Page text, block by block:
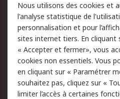
du site
Politique de protection
des données - Mise à
jour
Conditions générales
de vente
Campagnes marketing
Nous utilisons des cookies et
l'analyse statistique de
personnalisation et pour
sites internet tiers. En cliquant
« Accepter et fermer», vous
cookies non essentiels. Vous
en cliquant sur « Paramétrer
souhaitez pas, cliquez sur «
limiter l’accès à certaines